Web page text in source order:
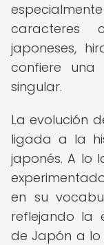
caracteres
japoneses,
confiere una
singular.
La evolución
ligada a la
japonés. A lo
en su
reflejando la
de Japón a lo